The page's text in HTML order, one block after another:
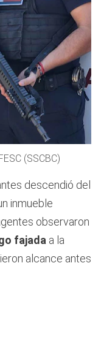
(SSCBC)
descendió del
inmueble
observaron
fajada a la
alcance antes